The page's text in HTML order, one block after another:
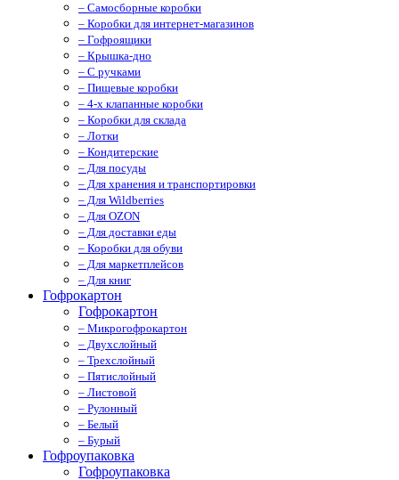
– Самосборные коробки
– Коробки для интернет-магазинов
– Гофроящики
– Крышка-дно
– С ручками
– Пищевые коробки
– 4-х клапанные коробки
– Коробки для склада
– Лотки
– Кондитерские
– Для посуды
– Для хранения и транспортировки
– Для Wildberries
– Для OZON
– Для доставки еды
– Коробки для обуви
– Для маркетплейсов
– Для книг
Гофрокартон
Гофрокартон
– Микрогофрокартон
– Двухслойный
– Трехслойный
– Пятислойный
– Листовой
– Рулонный
– Белый
– Бурый
Гофроупаковка
Гофроупаковка